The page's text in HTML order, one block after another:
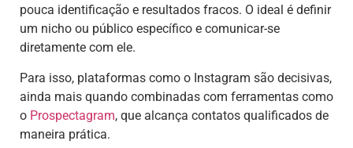
pouca identificação e resultados fracos. O ideal é definir
um nicho ou público específico e comunicar-se
diretamente com ele.
Para isso, plataformas como o Instagram são decisivas,
ainda mais quando combinadas com ferramentas como
o Prospectagram, que alcança contatos qualificados de
maneira prática.